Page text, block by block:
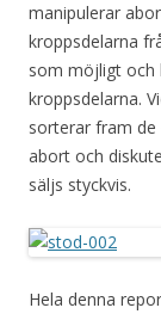
manipulerar
kroppsdelarna
som möjligt och
kroppsdelarna.
sorterar fram de
abort och
säljs styckvis.
Hela denna